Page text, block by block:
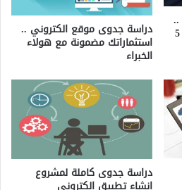
أفضل الاستشارات يوفرها لك 5 دراسة جدوى موقع الكتروني ..
استثماراتك مضمونة مع هولاء
الخبراء
دراسة جدوى كاملة لمشروع
انشاء تطبيق الكتروني